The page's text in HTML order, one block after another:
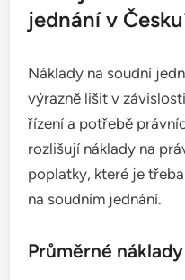
jednání v
Náklady na soudní
výrazně lišit v
řízení a potřebě
rozlišují náklady na
poplatky, které je
na soudním jednání.
Průměrné